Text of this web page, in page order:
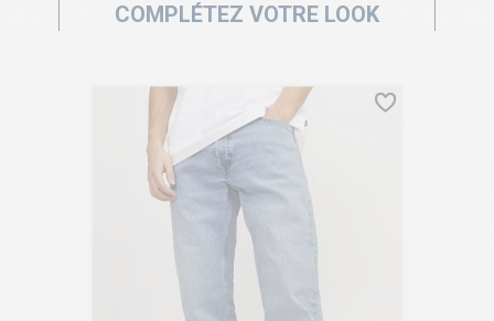
COMPLÉTEZ VOTRE LOOK